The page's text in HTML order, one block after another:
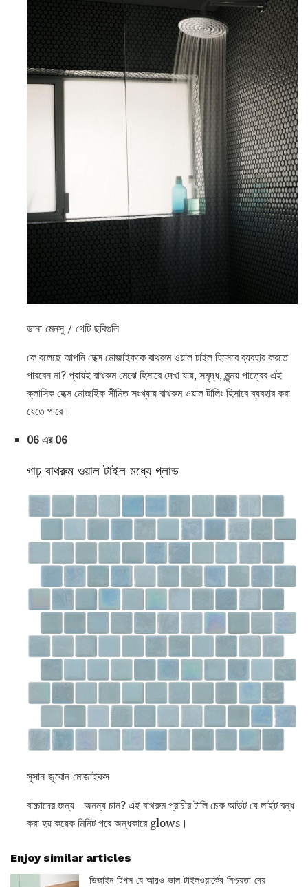
ডানা মেনসু / গেটি ছবিগুলি
কে বলেছে আপনি হেক্স মোজাইককে বাথরুম ওয়াল টাইল হিসেবে ব্যবহার করতে
পারবেন না? প্রায়ই বাথরুম মেঝে হিসাবে দেখা যায়, সমৃদ্ধ, মৃন্ময় পাত্রের এই
ক্লাসিক হেক্স মোজাইক সীমিত সংখ্যায় বাথরুম ওয়াল টালিং হিসাবে ব্যবহার করা
যেতে পারে।
06 এর 06
গাঢ় বাথরুম ওয়াল টাইল মধ্যে গ্লাভ
সুসান জুবোন মোজাইকস
বাচ্চাদের জন্য - অনন্য চান? এই বাথরুম প্রাচীর টালি চেক আউট যে লাইট বন্ধ
করা হয় কয়েক মিনিট পরে অন্ধকারে glows।
Enjoy similar articles
ডিজাইন টিপস যে আরও ভাল টাইলওয়ার্কের নিশ্চয়তা দেয়